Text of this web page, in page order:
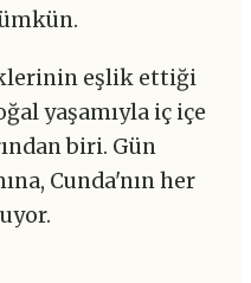
eşlik ettiği
yaşamıyla iç içe
biri. Gün
Cunda'nın her